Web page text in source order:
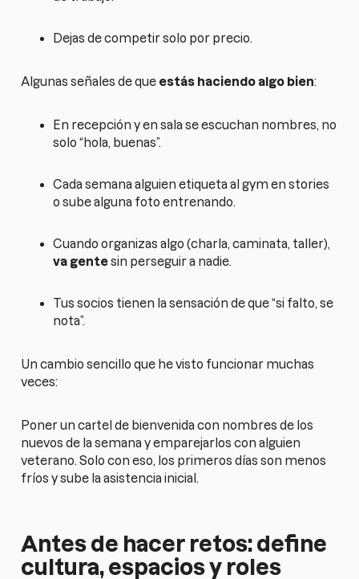
Dejas de competir solo por precio.
Algunas señales de que estás haciendo algo bien:
En recepción y en sala se escuchan nombres, no
solo “hola, buenas”.
Cada semana alguien etiqueta al gym en stories
o sube alguna foto entrenando.
Cuando organizas algo (charla, caminata, taller),
va gentesin perseguir a nadie.
Tus socios tienen la sensación de que “si falto, se
nota”.
Un cambio sencillo que he visto funcionar muchas
veces:
Poner un cartel de bienvenida con nombres de los
nuevos de la semana y emparejarlos con alguien
veterano. Solo con eso, los primeros días son menos
fríos y sube la asistencia inicial.
Antes de hacer retos: define
cultura, espacios y roles